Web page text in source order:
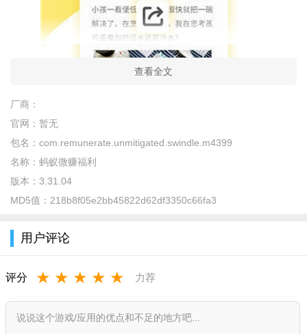
蚂蚁微赚app是一款能够为自己赚取一份额外收益的手机软
做一些赚钱任务赚钱，用户只需要阅读文章就能轻松获取奖励，
蚂蚁微赚app特色
查看全文
厂商：
官网： 暂无
包名： com.remunerate.unmitigated.swindle.m4399
名称： 蚂蚁微赚福利
版本： 3.31.04
MD5值： 218b8f05e2bb45822d62df3350c66fa3
用户评论
评分 ★ ★ ★ ★ ★ 力荐